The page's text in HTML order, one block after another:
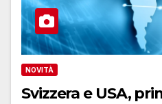
NOVITÀ
Svizzera e USA,